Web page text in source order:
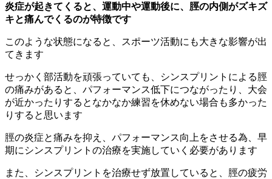
炎症が起きてくると、運動中や運動後に、脛の内側がズキズ
キと痛んでくるのが特徴です
このような状態になると、スポーツ活動にも大きな影響が出
てきます
せっかく部活動を頑張っていても、シンスプリントによる脛
の痛みがあると、パフォーマンス低下につながったり、大会
が近かったりするとなかなか練習を休めない場合も多かった
りすると思います
脛の炎症と痛みを抑え、パフォーマンス向上をさせる為、早
期にシンスプリントの治療を実施していく必要があります
また、シンスプリントを治療せず放置していると、脛の疲労